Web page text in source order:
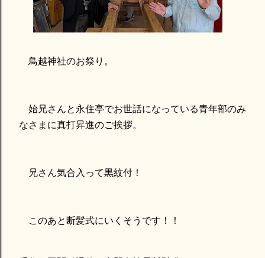
鳥越神社のお祭り。
始兄さんと永住亭でお世話になっている青年部のみ
なさまに真打昇進のご挨拶。
兄さん気合入って黒紋付！
このあと断髪式にいくそうです！！